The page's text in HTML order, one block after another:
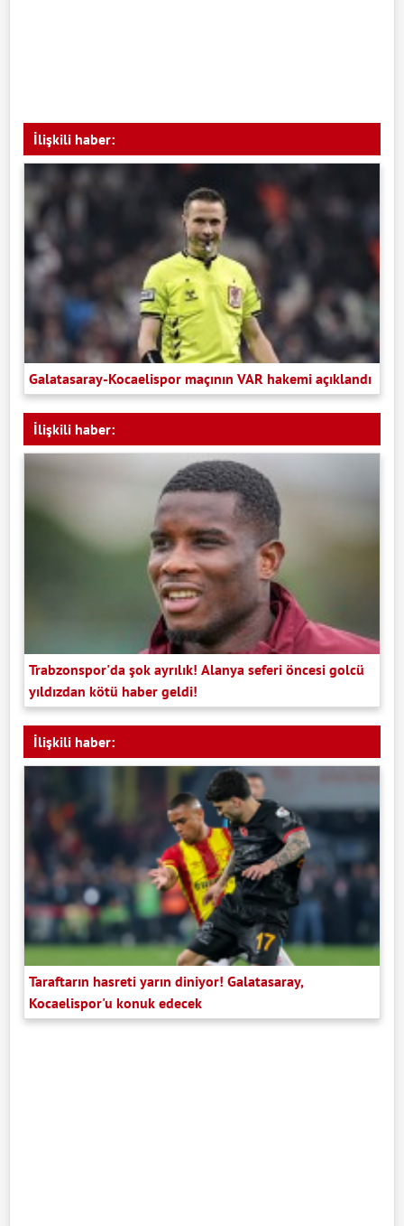
İlişkili haber:
Galatasaray-Kocaelispor maçının VAR hakemi açıklandı
İlişkili haber:
Trabzonspor'da şok ayrılık! Alanya seferi öncesi golcü
yıldızdan kötü haber geldi!
İlişkili haber:
Taraftarın hasreti yarın diniyor! Galatasaray,
Kocaelispor'u konuk edecek